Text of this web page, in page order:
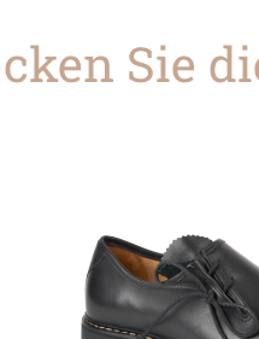
Sie